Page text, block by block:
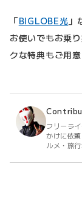
「BIGLOBE光 」
お使いでもお乗
クな特典もご用意
フリーラ
かけに依
ルメ・旅